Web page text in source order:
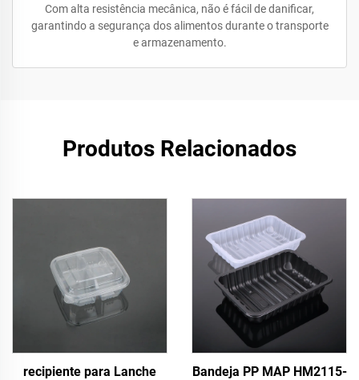
Com alta resistência mecânica, não é fácil de danificar,
garantindo a segurança dos alimentos durante o transporte
e armazenamento.
Produtos Relacionados
recipiente para Lanche
Bandeja PP MAP HM2115-